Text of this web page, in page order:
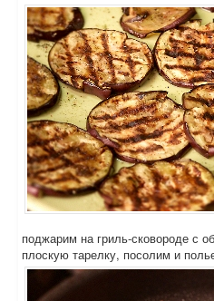
поджарим на гриль-сковороде с
плоскую тарелку, посолим и